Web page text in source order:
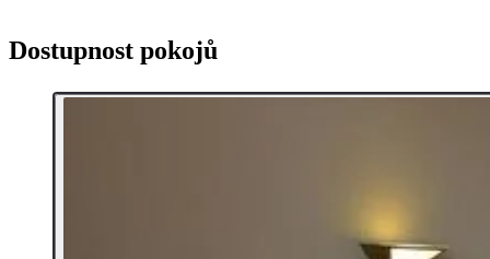
Dostupnost pokojů